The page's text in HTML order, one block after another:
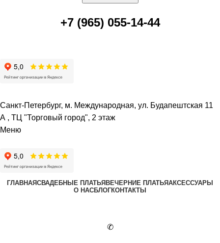
+7 (965) 055-14-44
Санкт-Петербург, м. Международная, ул. Будапештская 11
А , ТЦ "Торговый город", 2 этаж
Меню
ГЛАВНАЯСВАДЕБНЫЕ ПЛАТЬЯ ВЕЧЕРНИЕ ПЛАТЬЯАКСЕССУАРЫ
О НАСБЛОГКОНТАКТЫ
✆